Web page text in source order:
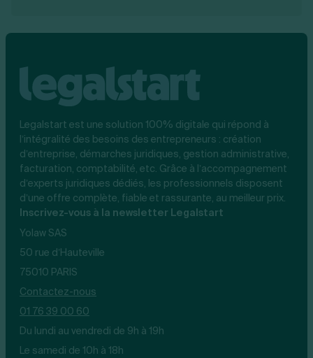
Legalstart est une solution 100% digitale qui répond à
l’intégralité des besoins des entrepreneurs : création
d’entreprise, démarches juridiques, gestion administrative,
facturation, comptabilité, etc. Grâce à l’accompagnement
d’experts juridiques dédiés, les professionnels disposent
d’une offre complète, fiable et rassurante, au meilleur prix.
Inscrivez-vous à la newsletter Legalstart
Yolaw SAS
50 rue d’Hauteville
75010 PARIS
Contactez-nous
01 76 39 00 60
Du lundi au vendredi de 9h à 19h
Le samedi de 10h à 18h